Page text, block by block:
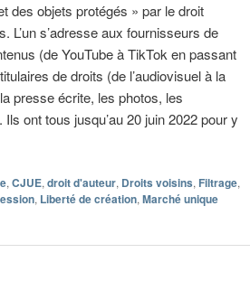
des objets protégés » par le droit
L’un s’adresse aux fournisseurs de
(de YouTube à TikTok en passant
de droits (de l’audiovisuel à la
presse écrite, les photos, les
ont tous jusqu’au 20 juin 2022 pour y
, CJUE, droit d'auteur, Droits voisins, Filtrage,
, Liberté de création, Marché unique